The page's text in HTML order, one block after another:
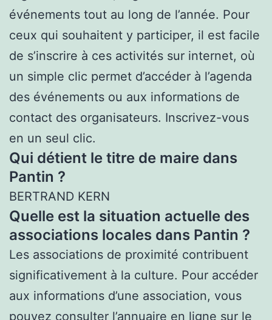
événements tout au long de l’année. Pour
ceux qui souhaitent y participer, il est facile
de s’inscrire à ces activités sur internet, où
un simple clic permet d’accéder à l’agenda
des événements ou aux informations de
contact des organisateurs. Inscrivez-vous
en un seul clic.
Qui détient le titre de maire dans
Pantin ?
BERTRAND KERN
Quelle est la situation actuelle des
associations locales dans Pantin ?
Les associations de proximité contribuent
significativement à la culture. Pour accéder
aux informations d’une association, vous
pouvez consulter l’annuaire en ligne sur le